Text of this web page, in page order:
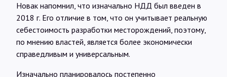
Новак напомнил, что изначально НДД был введен в
2018 г. Его отличие в том, что он учитывает реальную
себестоимость разработки месторождений, поэтому,
по мнению властей, является более экономически
справедливым и универсальным.
Изначально планировалось постепенно